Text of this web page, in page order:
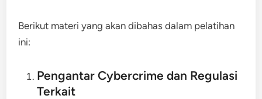
Berikut materi yang akan dibahas dalam pelatihan
ini:
Pengantar Cybercrime dan Regulasi
Terkait